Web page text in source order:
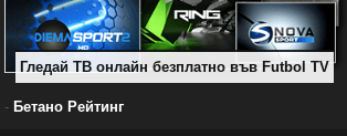
Гледай ТВ онлайн безплатно във Futbol TV
- Бетано Рейтинг